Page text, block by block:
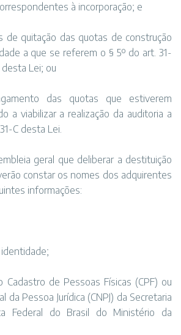
à incorporação; e
de quitação das quotas de construção
a que se referem o § 5º do art. 31-
Lei; ou
das quotas que estiverem
a viabilizar a realização da auditoria a
C desta Lei.
geral que deliberar a destituição
constar os nomes dos adquirentes
informações:
Cadastro de Pessoas Físicas (CPF) ou
da Pessoa Jurídica (CNPJ) da Secretaria
Federal do Brasil do Ministério da